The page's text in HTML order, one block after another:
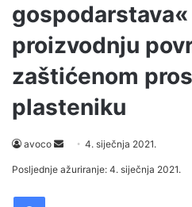
gospodarstava«
proizvodnju
zaštićenom
plasteniku
avoco
Send
an
4. siječnja 2021.
Posljednje ažuriranje: 4. siječnja 2021.
Facebook